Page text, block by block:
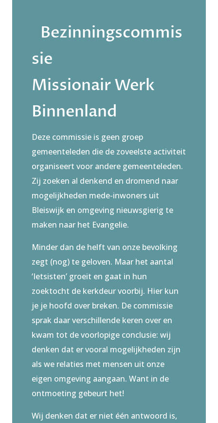
Bezinningscommis
sie
Missionair Werk
Binnenland
Deze commissie is geen groep
gemeenteleden die de zoveelste activiteit
organiseert voor andere gemeenteleden.
Zij zoeken al denkend en dromend naar
mogelijkheden mede-inwoners uit
Bleiswijk en omgeving nieuwsgierig te
maken naar het Evangelie.
Minder dan de helft van onze bevolking
zegt (nog) te geloven. Maar het aantal
‘Ietsisten’ groeit en gaat in hun
zoektocht de kerkdeur voorbij. Hier kun
je je hoofd over breken. De commissie
sprak daar verschillende keren over en
kwam tot de voorlopige conclusie: wij
denken dat er vooral mogelijkheden zijn
als we relaties met mensen uit onze
eigen omgeving aangaan. Want in de
ontmoeting gebeurt het!
Wij denken dat er niet één antwoord is,